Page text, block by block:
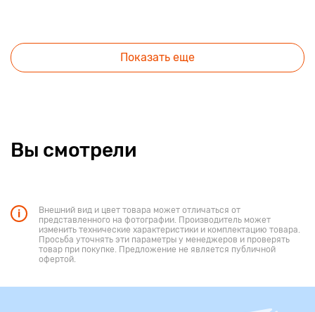
Показать еще
Вы смотрели
Внешний вид и цвет товара может отличаться от
представленного на фотографии. Производитель может
изменить технические характеристики и комплектацию товара.
Просьба уточнять эти параметры у менеджеров и проверять
товар при покупке. Предложение не является публичной
офертой.